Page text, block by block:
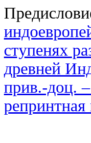
ступенях
древней
прив.-доц.
репринтная